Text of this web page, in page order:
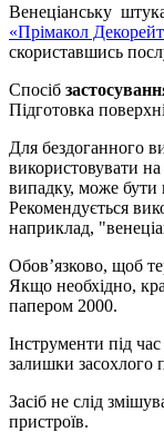
Венеціанську
«Прімакол
скориставшись
Спосіб
Підготовка поверхні
Для бездоганного
використовувати
випадку, може
Рекомендується
наприклад,
Обов’язково, щоб
Якщо необхідно,
папером 2000.
Інструменти під
залишки засохлого
Засіб не слід
пристроїв.